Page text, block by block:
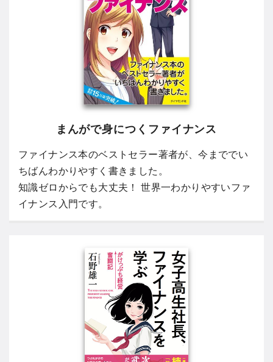
まんがで身につくファイナンス
ファイナンス本のベストセラー著者が、今まででい
ちばんわかりやすく書きました。
知識ゼロからでも大丈夫！ 世界一わかりやすいファ
イナンス入門です。